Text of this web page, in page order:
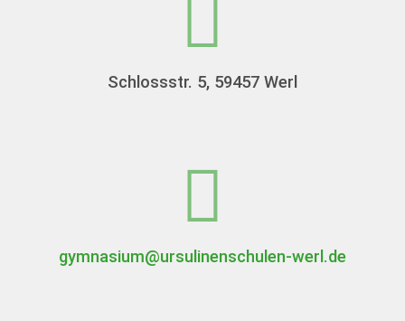
Schlossstr. 5, 59457 Werl
gymnasium@ursulinenschulen-werl.de